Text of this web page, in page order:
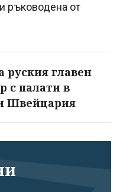
ръководена от
руския главен
с палати в
Швейцария